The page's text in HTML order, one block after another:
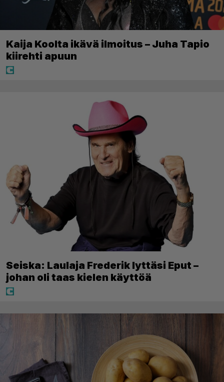
Kaija Koolta ikävä ilmoitus – Juha Tapio
kiirehti apuun
Seiska: Laulaja Frederik lyttäsi Eput –
johan oli taas kielen käyttöä